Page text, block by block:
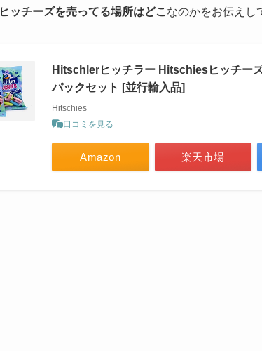
ヒッチーズを売ってる場所はどこ なのかをお伝えし
Hitschlerヒッチラー Hitschiesヒッチー
パックセット [並行輸入品]
Hitschies
口コミを見る
Amazon 楽天市場